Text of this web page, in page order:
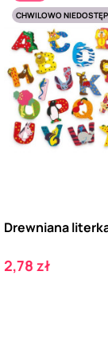
CHWILOWO
Drewniana
Cena
2,78 zł